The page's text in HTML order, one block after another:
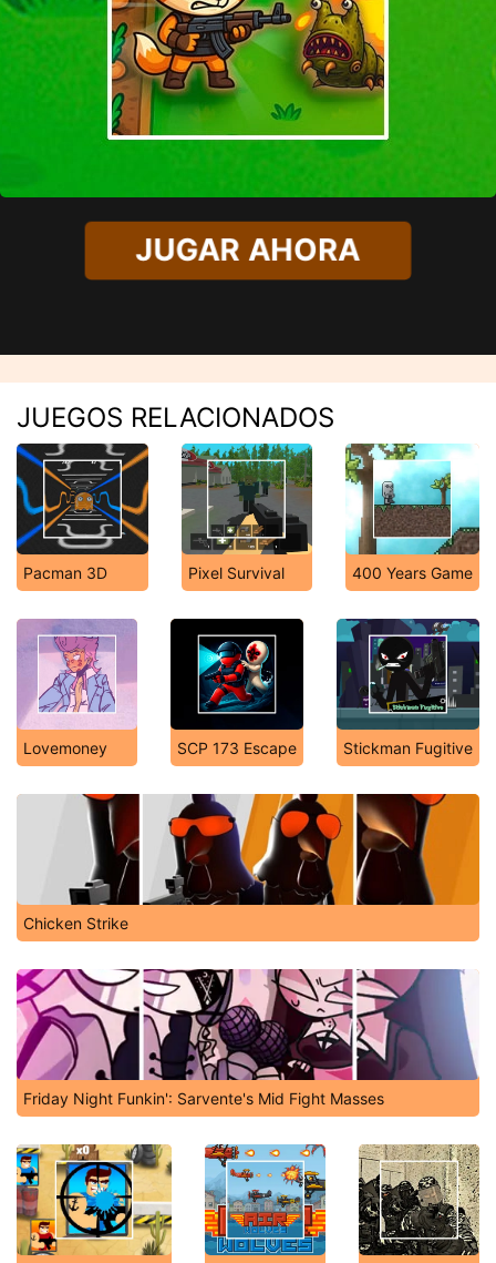
JUGAR AHORA
JUEGOS RELACIONADOS
Pacman 3D Pixel Survival 400 Years Game
Lovemoney SCP 173 Escape Stickman Fugitive
Chicken Strike
Friday Night Funkin': Sarvente's Mid Fight Masses